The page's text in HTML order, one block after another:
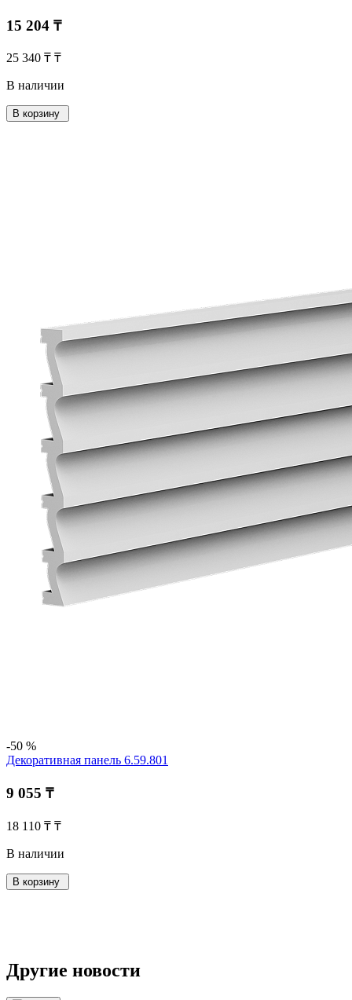
15 204 ₸
25 340 ₸ ₸
В наличии
В корзину
-50 %
Декоративная панель 6.59.801
9 055 ₸
18 110 ₸ ₸
В наличии
В корзину
Другие новости